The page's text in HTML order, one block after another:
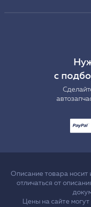
с
Описание товара
отличаться от
Цены на сайте